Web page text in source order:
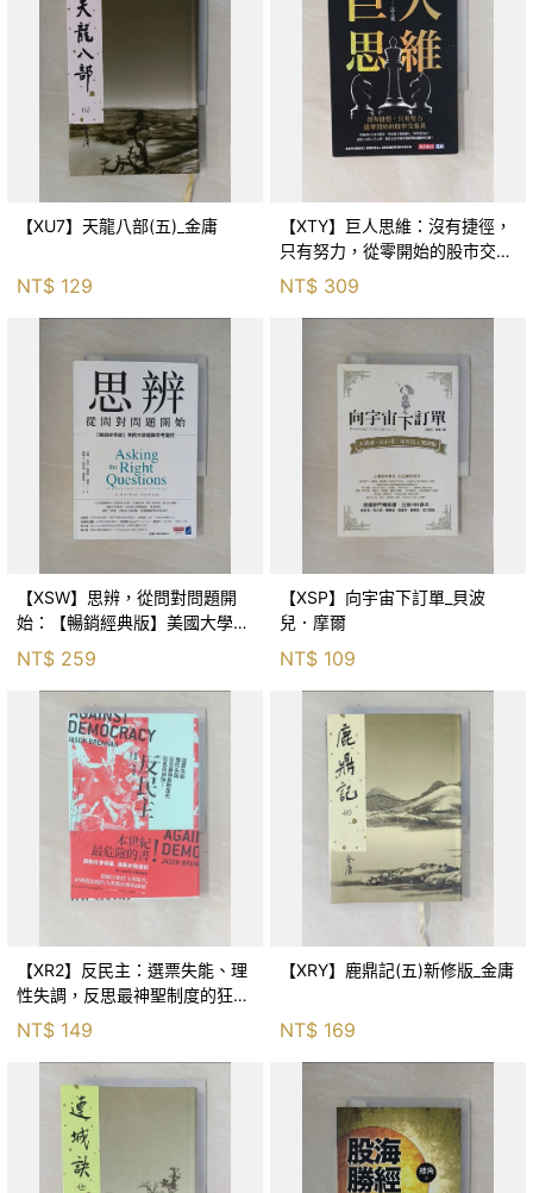
【XU7】天龍八部(五)_金庸
NT$ 129
【XTY】巨人思維：沒有捷徑，
只有努力，從零開始的股市交易
員_巨人傑
NT$ 309
【XSW】思辨，從問對問題開
始：【暢銷經典版】美國大學邏
輯思考聖經_尼爾．布朗, 史都
華．基里, 羅耀宗, 蔡宏明, 黃賓
NT$ 259
【XSP】向宇宙下訂單_貝波
兒．摩爾
NT$ 109
【XR2】反民主：選票失能、理
性失調，反思最神聖制度的狂亂
NT$ 149
【XRY】鹿鼎記(五)新修版_金庸
NT$ 169